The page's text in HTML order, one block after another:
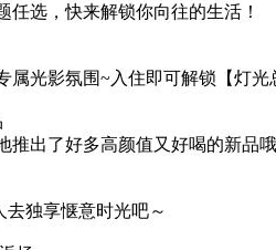
任选，快来解锁你向往的生活！
属光影氛围~入住即可解锁【灯
推出了好多高颜值又好喝的新品
去独享惬意时光吧～